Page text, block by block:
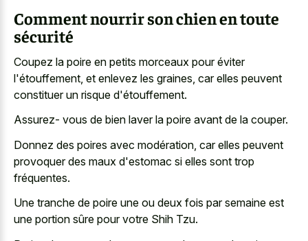
Comment nourrir son chien en toute
sécurité
Coupez la poire en petits morceaux pour éviter
l'étouffement, et enlevez les graines, car elles peuvent
constituer un risque d'étouffement.
Assurez- vous de bien laver la poire avant de la couper.
Donnez des poires avec modération, car elles peuvent
provoquer des maux d'estomac si elles sont trop
fréquentes.
Une tranche de poire une ou deux fois par semaine est
une portion sûre pour votre Shih Tzu.